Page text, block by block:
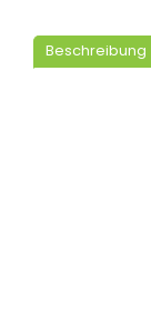
Beschreibung